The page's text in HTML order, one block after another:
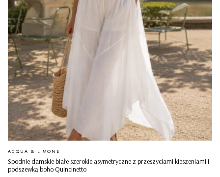
Spodnie damskie białe szerokie asymetryczne z przeszyciami kieszeniami i
podszewką boho Quincinetto
PRODUCENT
ACQUA & LIMONE